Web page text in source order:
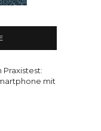
Praxistest:
mit